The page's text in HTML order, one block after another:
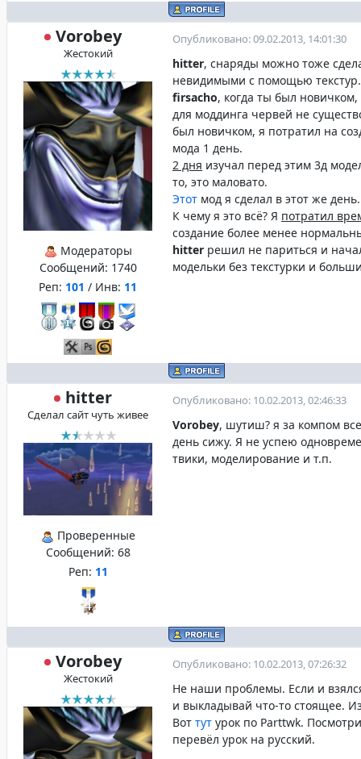
Vorobey
Жестокий
Модераторы
Сообщений: 1740
Реп: 101 / Инв: 11
Опубликовано: 09.02.2013, 14:01:30
hitter, снаряды можно тоже
невидимыми с помощью текстур.
firsacho, когда ты был
для моддинга червей не
был новичком, я потратил на
мода 1 день.
2 дня изучал перед этим 3д
то, это маловато.
Этот мод я сделал в этот же день.
К чему я это всё? Я потратил
создание более менее
hitter решил не париться и
модельки без текстурки и
hitter
Сделал сайт чуть живее
Проверенные
Сообщений: 68
Реп: 11
Опубликовано: 10.02.2013, 02:46:33
Vorobey, шутиш? я за компом
день сижу. Я не успею
твики, моделирование и т.п.
Vorobey
Жестокий
Опубликовано: 10.02.2013, 07:26:32
Не наши проблемы. Если и
и выкладывай что-то стоящее.
Вот тут урок по Parttwk.
перевёл урок на русский.